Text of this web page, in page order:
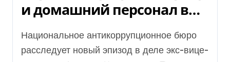
и домашний персонал в
«Нафтогаз», — СМИ
Национальное антикоррупционное бюро
расследует новый эпизод в деле экс-вице-